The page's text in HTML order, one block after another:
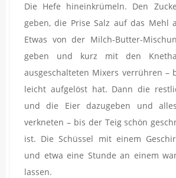
Die Hefe hineinkrümeln. Den
geben, die Prise Salz auf das Mehl
Etwas von der Milch-Butter-
geben und kurz mit den
ausgeschalteten Mixers verrühren –
leicht aufgelöst hat. Dann die
und die Eier dazugeben und
verkneten – bis der Teig schön
ist. Die Schüssel mit einem
und etwa eine Stunde an einem
lassen.